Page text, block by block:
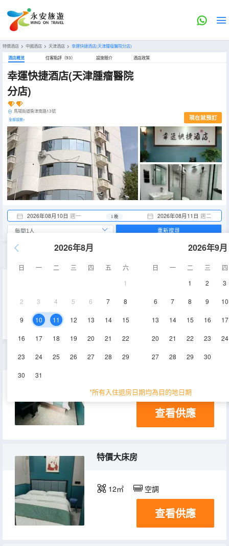
特價酒店 > 中國酒店 > 天津酒店 > 幸運快捷酒店(天津腫瘤醫院分店)
酒店概览 住客點評（93） 設施簡介 酒店政策
幸運快捷酒店(天津腫瘤醫院
分店)
馬場街道衞津南路13號
全部設施> 現在就預訂
2026年08月10日 週一 2026年08月11日 週二
1 晚
2026年8月
日 一 二 三 四 五
六
1
2 3 4 5 6 7 8
9 10 11 12 13 14 15
16 17 18 19 20 21 22
23 24 25 26 27 28 29
30 31
2026年9月
日 一 二 三
四
1
2 3
6 7 8 9 10
13 14 15 16 17
20 21 22 23 24
27 28 29 30
*所有入住退房日期均為目的地日期
重新搜尋
15-18㎡ 空調
舒適豪華大床房（乳膠床墊）
18-20㎡ 6層 空調
查看供應
特價大床房
12㎡ 空調
查看供應